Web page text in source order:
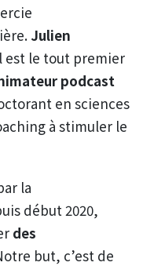
Julien
est le tout premier
podcast
en sciences
à stimuler le
la
début 2020,
des
but, c’est de